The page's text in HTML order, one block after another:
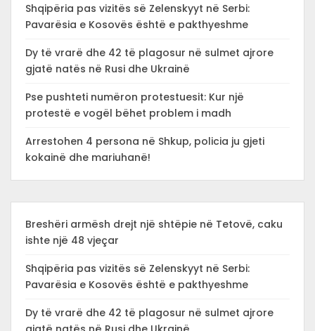
Shqipëria pas vizitës së Zelenskyyt në Serbi:
Pavarësia e Kosovës është e pakthyeshme
Dy të vrarë dhe 42 të plagosur në sulmet ajrore
gjatë natës në Rusi dhe Ukrainë
Pse pushteti numëron protestuesit: Kur një
protestë e vogël bëhet problem i madh
Arrestohen 4 persona në Shkup, policia ju gjeti
kokainë dhe mariuhanë!
Breshëri armësh drejt një shtëpie në Tetovë, caku
ishte një 48 vjeçar
Shqipëria pas vizitës së Zelenskyyt në Serbi:
Pavarësia e Kosovës është e pakthyeshme
Dy të vrarë dhe 42 të plagosur në sulmet ajrore